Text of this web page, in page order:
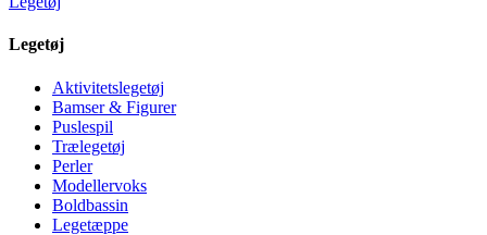
Legetøj
Aktivitetslegetøj
Bamser & Figurer
Puslespil
Trælegetøj
Perler
Modellervoks
Boldbassin
Legetæppe